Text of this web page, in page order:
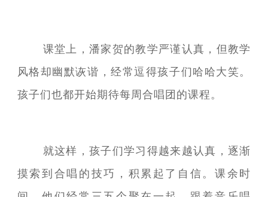
课堂上，潘家贺的教学严谨认真，但教学
风格却幽默诙谐，经常逗得孩子们哈哈大笑。
孩子们也都开始期待每周合唱团的课程。
就这样，孩子们学习得越来越认真，逐渐
摸索到合唱的技巧，积累起了自信。课余时